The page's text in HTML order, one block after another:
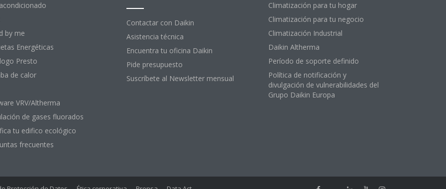
by me
Energéticas
Presto
de calor
VRV/Altherma
de gases fluorados
tu edifico ecológico
frecuentes
Contactar con Daikin
Asistencia técnica
Encuentra tu oficina Daikin
Pide presupuesto
Suscríbete al Newsletter mensual
Climatización para tu hogar
Climatización para tu negocio
Climatización Industrial
Daikin Altherma
Período de soporte definido
Política de notificación y
divulgación de vulnerabilidades del
Grupo Daikin Europa